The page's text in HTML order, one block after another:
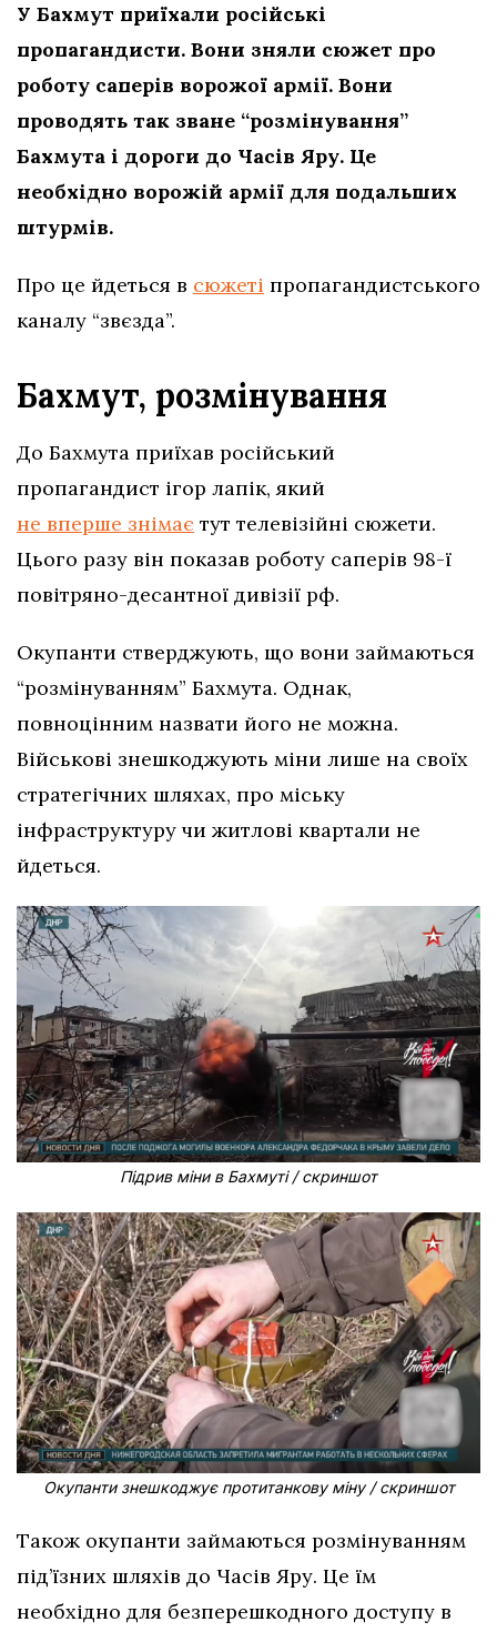
У Бахмут приїхали російські
пропагандисти. Вони зняли сюжет про
роботу саперів ворожої армії. Вони
проводять так зване “розмінування”
Бахмута і дороги до Часів Яру. Це
необхідно ворожій армії для подальших
штурмів.
Про це йдеться в сюжеті пропагандистського
каналу “звєзда”.
Бахмут, розмінування
До Бахмута приїхав російський
пропагандист ігор лапік, який
не вперше знімає тут телевізійні сюжети.
Цього разу він показав роботу саперів 98-ї
повітряно-десантної дивізії рф.
Окупанти стверджують, що вони займаються
“розмінуванням” Бахмута. Однак,
повноцінним назвати його не можна.
Військові знешкоджують міни лише на своїх
стратегічних шляхах, про міську
інфраструктуру чи житлові квартали не
йдеться.
Підрив міни в Бахмуті / скриншот
Окупанти знешкоджує протитанкову міну / скриншот
Також окупанти займаються розмінуванням
під’їзних шляхів до Часів Яру. Це їм
необхідно для безперешкодного доступу в